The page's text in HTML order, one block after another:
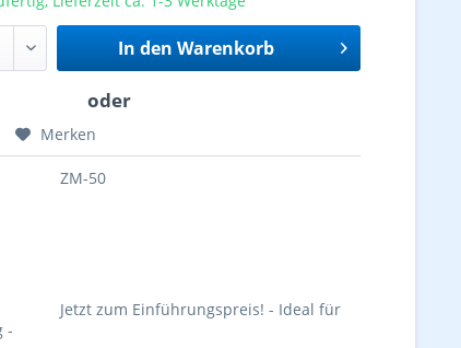
In den Warenkorb
Merken
ZM-50
Jetzt zum Einführungspreis! - Ideal für
-